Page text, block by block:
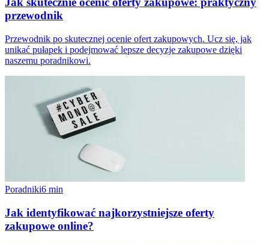
przewodnik
Przewodnik po skutecznej ocenie ofert zakupowych. Ucz się, jak
unikać pułapek i podejmować lepsze decyzje zakupowe dzięki
naszemu poradnikowi.
Poradniki6 min
Jak identyfikować najkorzystniejsze oferty
zakupowe online?